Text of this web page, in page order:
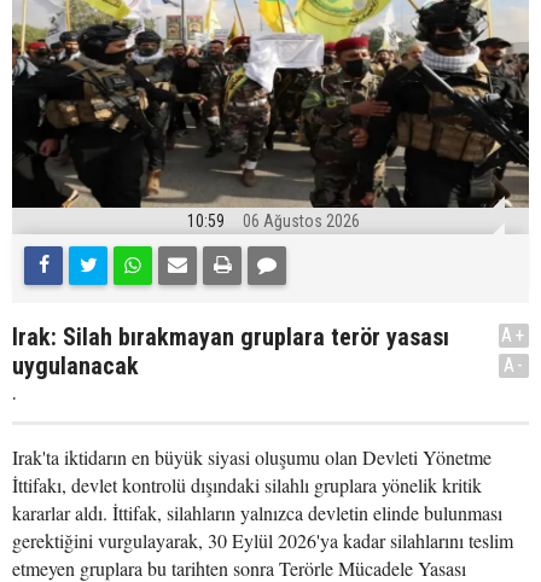
10:59 06 Ağustos 2026
Irak: Silah bırakmayan gruplara terör yasası
uygulanacak
.
A+
A-
Irak'ta iktidarın en büyük siyasi oluşumu olan Devleti Yönetme
İttifakı, devlet kontrolü dışındaki silahlı gruplara yönelik kritik
kararlar aldı. İttifak, silahların yalnızca devletin elinde bulunması
gerektiğini vurgulayarak, 30 Eylül 2026'ya kadar silahlarını teslim
etmeyen gruplara bu tarihten sonra Terörle Mücadele Yasası